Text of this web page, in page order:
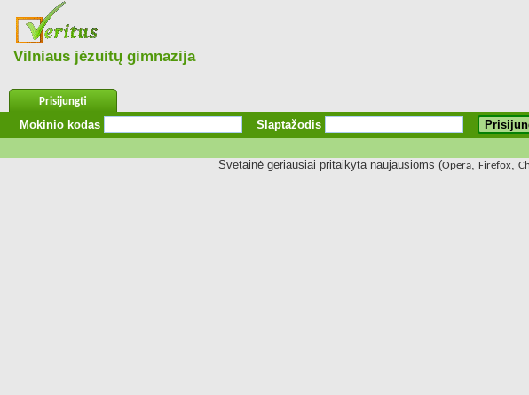
Vilniaus jėzuitų gimnazija
Prisijungti
Mokinio kodas Slaptažodis
Svetainė geriausiai pritaikyta naujausioms (Opera, Firefox,